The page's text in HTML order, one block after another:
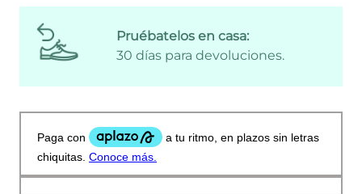
Pruébatelos en casa:
30 días para devoluciones.